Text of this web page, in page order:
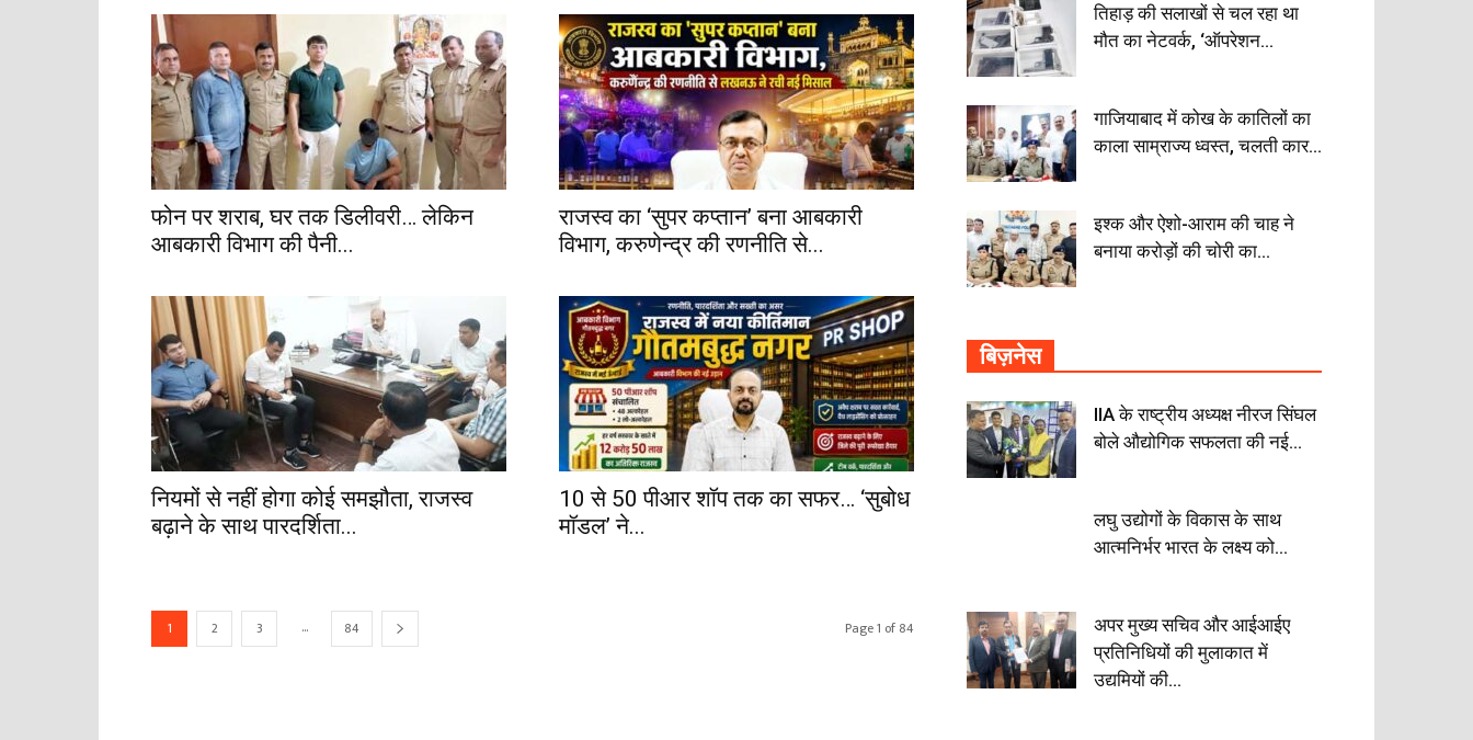
फोन पर शराब, घर तक डिलीवरी… लेकिन
आबकारी विभाग की पैनी...
राजस्व का ‘सुपर कप्तान’ बना आबकारी
विभाग, करुणेन्द्र की रणनीति से...
नियमों से नहीं होगा कोई समझौता, राजस्व
बढ़ाने के साथ पारदर्शिता...
10 से 50 पीआर शॉप तक का सफर… ‘सुबोध
मॉडल’ ने...
1 2 3 ... 84 Page 1 of 84
तिहाड़ की सलाखों से चल रहा था
मौत का नेटवर्क, ‘ऑपरेशन...
गाजियाबाद में कोख के कातिलों का
काला साम्राज्य ध्वस्त, चलती कार...
इश्क और ऐशो-आराम की चाह ने
बनाया करोड़ों की चोरी का...
बिज़नेस
IIA के राष्ट्रीय अध्यक्ष नीरज सिंघल
बोले औद्योगिक सफलता की नई...
लघु उद्योगों के विकास के साथ
आत्मनिर्भर भारत के लक्ष्य को...
अपर मुख्य सचिव और आईआईए
प्रतिनिधियों की मुलाकात में
उद्यमियों की...